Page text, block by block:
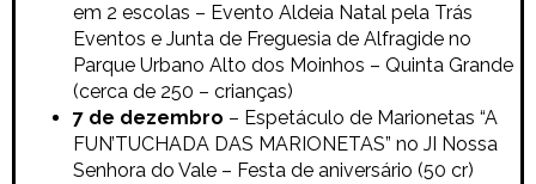
em 2 escolas – Evento Aldeia Natal pela Trás
Eventos e Junta de Freguesia de Alfragide no
Parque Urbano Alto dos Moinhos – Quinta Grande
(cerca de 250 – crianças)
7 de dezembro – Espetáculo de Marionetas “A
FUN’TUCHADA DAS MARIONETAS” no JI Nossa
Senhora do Vale – Festa de aniversário (50 cr)